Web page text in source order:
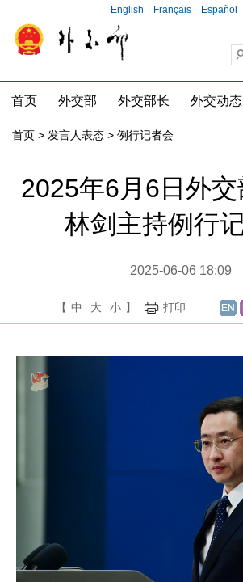
English Français Español
首页 外交部 外交部长 外交动态
首页 > 发言人表态 > 例行记者会
2025年6月6日外交
林剑主持例行
2025-06-06 18:09
【 中 大 小 】 打印